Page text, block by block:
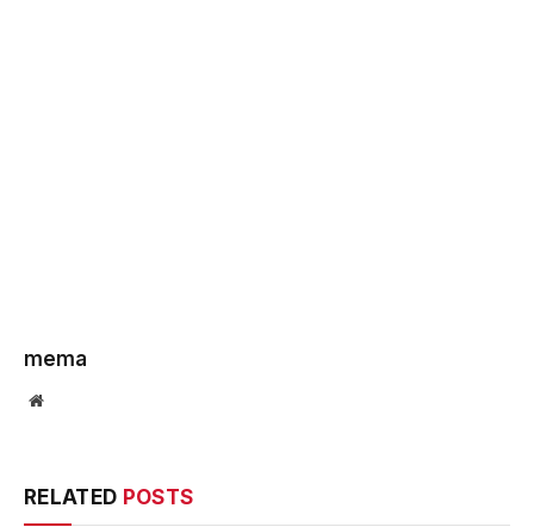
mema
Website
RELATED POSTS